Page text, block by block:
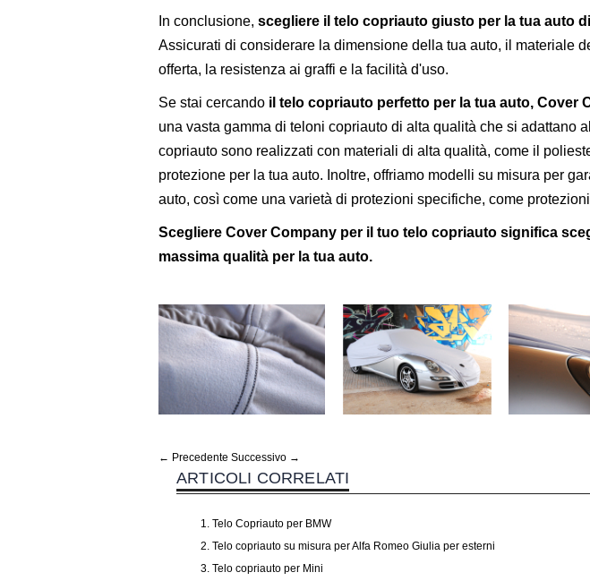
In conclusione, scegliere il telo copriauto giusto per la tua auto
Assicurati di considerare la dimensione della tua auto, il materiale
offerta, la resistenza ai graffi e la facilità d'uso.
Se stai cercando il telo copriauto perfetto per la tua auto, Cover
una vasta gamma di teloni copriauto di alta qualità che si adattano
copriauto sono realizzati con materiali di alta qualità, come il
protezione per la tua auto. Inoltre, offriamo modelli su misura per
auto, così come una varietà di protezioni specifiche, come
Scegliere Cover Company per il tuo telo copriauto significa
massima qualità per la tua auto.
← Precedente Successivo →
ARTICOLI CORRELATI
Telo Copriauto per BMW
Telo copriauto su misura per Alfa Romeo Giulia per esterni
Telo copriauto per Mini